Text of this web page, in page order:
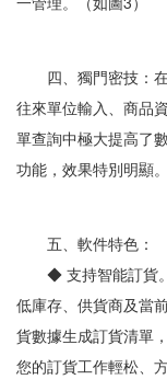
四、獨門密技：在
往來單位輸入、商品
單查詢中極大提高了
功能，效果特別明顯
五、軟件特色：
◆ 支持智能訂貨。
低庫存、供貨商及當
貨數據生成訂貨清單
您的訂貨工作輕松、